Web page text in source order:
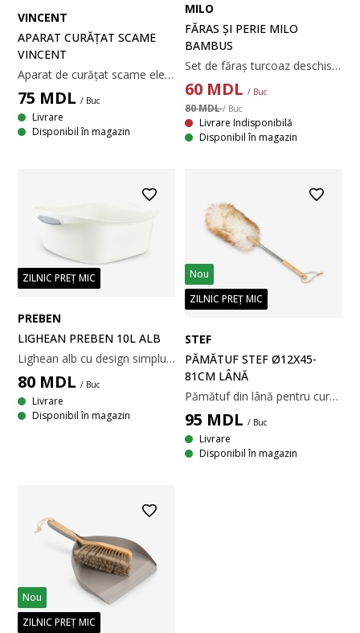
VINCENT
APARAT CURĂȚAT SCAME
VINCENT
Aparat de curățat scame electric, care îndepărtează cu ușurință scamele de pe tricotaje, pături și alte textile. Necesită 2 baterii AA (nu sunt incluse). 7x8x14 cm
75 MDL / Buc
Livrare
Disponibil în magazin
MILO
FĂRAS ȘI PERIE MILO
BAMBUS
Set de făraș turcoaz deschis și perie din bambus. Setul include un mic inel pentru agățare. 25x35 cm
60 MDL / Buc
80 MDL/ Buc
Livrare Indisponibilă
Disponibil în magazin
ZILNIC PREȚ MIC
PREBEN
LIGHEAN PREBEN 10L ALB
Lighean alb cu design simplu și practic. Cu mânere antiderapante. 38x34x15 cm
80 MDL / Buc
Livrare
Disponibil în magazin
Nou
ZILNIC PREȚ MIC
STEF
PĂMĂTUF STEF Ø12X45-
81CM LÂNĂ
Pămătuf din lână pentru curățarea suprafețelor delicate. Mânerul extensibil din oțel inoxidabil și bambus te ajută să ajungi în zonele dificile. 45-81xØ12 cm
95 MDL / Buc
Livrare
Disponibil în magazin
Nou
ZILNIC PREȚ MIC